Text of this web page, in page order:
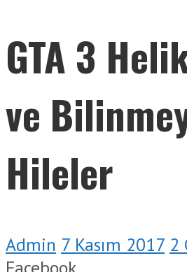
GTA 3
ve
Hileler
Admin 7 Kasım 2017 2